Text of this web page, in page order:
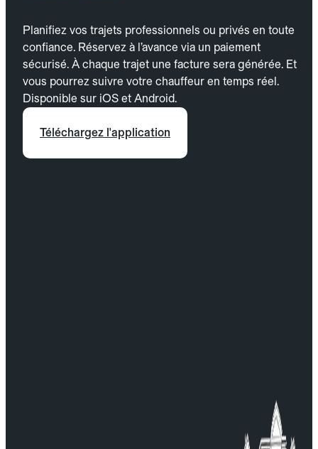
Planifiez vos trajets professionnels ou privés en toute
confiance. Réservez à l’avance via un paiement
sécurisé. À chaque trajet une facture sera générée. Et
vous pourrez suivre votre chauffeur en temps réel.
Disponible sur iOS et Android.
Téléchargez l'application